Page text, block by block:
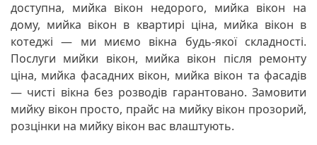
доступна, мийка вікон недорого, мийка вікон на
дому, мийка вікон в квартирі ціна, мийка вікон в
котеджі — ми миємо вікна будь-якої складності.
Послуги мийки вікон, мийка вікон після ремонту
ціна, мийка фасадних вікон, мийка вікон та фасадів
— чисті вікна без розводів гарантовано. Замовити
мийку вікон просто, прайс на мийку вікон прозорий,
розцінки на мийку вікон вас влаштують.